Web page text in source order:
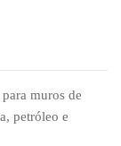
muros de
petróleo e